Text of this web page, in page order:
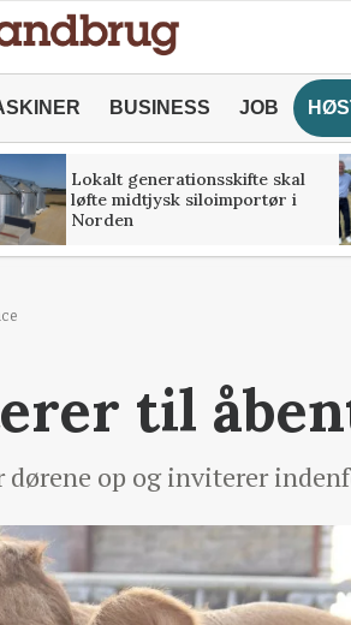
BUSINESS JOB
Lokalt generationsskifte skal
løfte midtjysk siloimportør i
Norden
til
op og inviterer